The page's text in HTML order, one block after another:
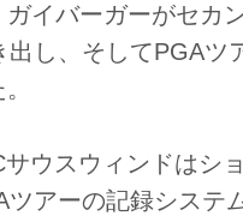
ガイバーガーがセカ
出し、そしてPGAツ
ウスウィンドはシ
ツアーの記録システ